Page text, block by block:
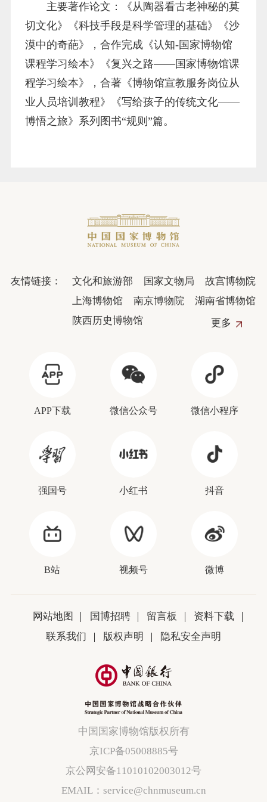
主要著作论文：《从陶器看古老神秘的莫
切文化》《科技手段是科学管理的基础》《沙
漠中的奇葩》，合作完成《认知-国家博物馆
课程学习绘本》《复兴之路——国家博物馆课
程学习绘本》，合著《博物馆宣教服务岗位从
业人员培训教程》《写给孩子的传统文化——
博悟之旅》系列图书“规则”篇。
友情链接： 文化和旅游部 国家文物局
故宫博物院
上海博物馆
南京博物院
湖南省博物馆
陕西历史博物馆
更多
APP下载 微信公众号 微信小程序
强国号 小红书 抖音
B站 视频号 微博
网站地图 国博招聘 留言板
资料下载
联系我们
版权声明 隐私安全声明
中国国家博物馆版权所有
京ICP备05008885号
京公网安备11010102003012号
EMAIL：service@chnmuseum.cn